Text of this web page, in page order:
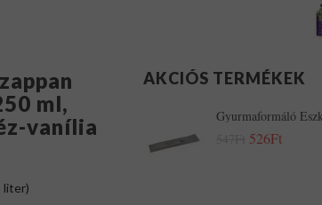
ml,
vanília
liter)
AKCIÓS TERMÉKEK
Gyurmaformáló
526Ft